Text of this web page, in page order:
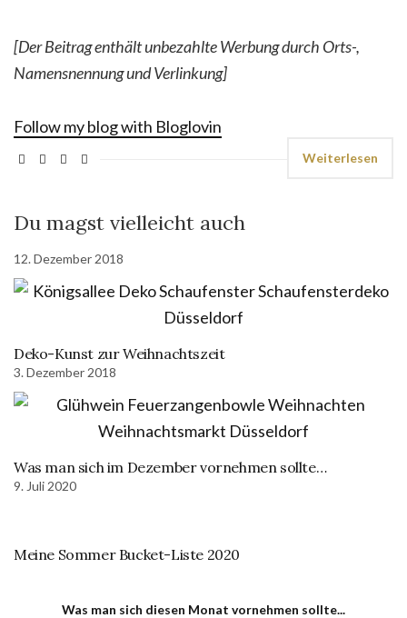
[Der Beitrag enthält unbezahlte Werbung durch Orts-,
Namensnennung und Verlinkung]
Follow my blog with Bloglovin
Weiterlesen
Du magst vielleicht auch
12. Dezember 2018
Deko-Kunst zur Weihnachtszeit
3. Dezember 2018
Was man sich im Dezember vornehmen sollte…
9. Juli 2020
Meine Sommer Bucket-Liste 2020
Was man sich diesen Monat vornehmen sollte...